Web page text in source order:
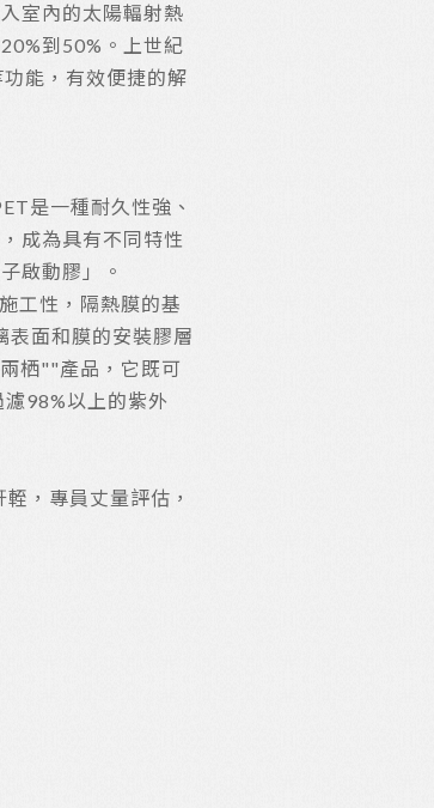
室內的太陽輻射熱
到50%。上世紀
能，有效便捷的解
是一種耐久性強、
成為具有不同特性
啟動膠」。
工性，隔熱膜的基
表面和膜的安裝膠層
栖""產品，它既可
98%以上的紫外
，專員丈量評估，